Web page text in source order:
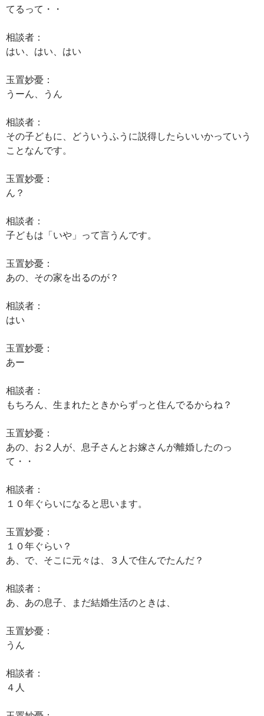
てるって・・
相談者：
はい、はい、はい
玉置妙憂：
うーん、うん
相談者：
その子どもに、どういうふうに説得したらいいかっていう
ことなんです。
玉置妙憂：
ん？
相談者：
子どもは「いや」って言うんです。
玉置妙憂：
あの、その家を出るのが？
相談者：
はい
玉置妙憂：
あー
相談者：
もちろん、生まれたときからずっと住んでるからね？
玉置妙憂：
あの、お２人が、息子さんとお嫁さんが離婚したのっ
て・・
相談者：
１０年ぐらいになると思います。
玉置妙憂：
１０年ぐらい？
あ、で、そこに元々は、３人で住んでたんだ？
相談者：
あ、あの息子、まだ結婚生活のときは、
玉置妙憂：
うん
相談者：
４人